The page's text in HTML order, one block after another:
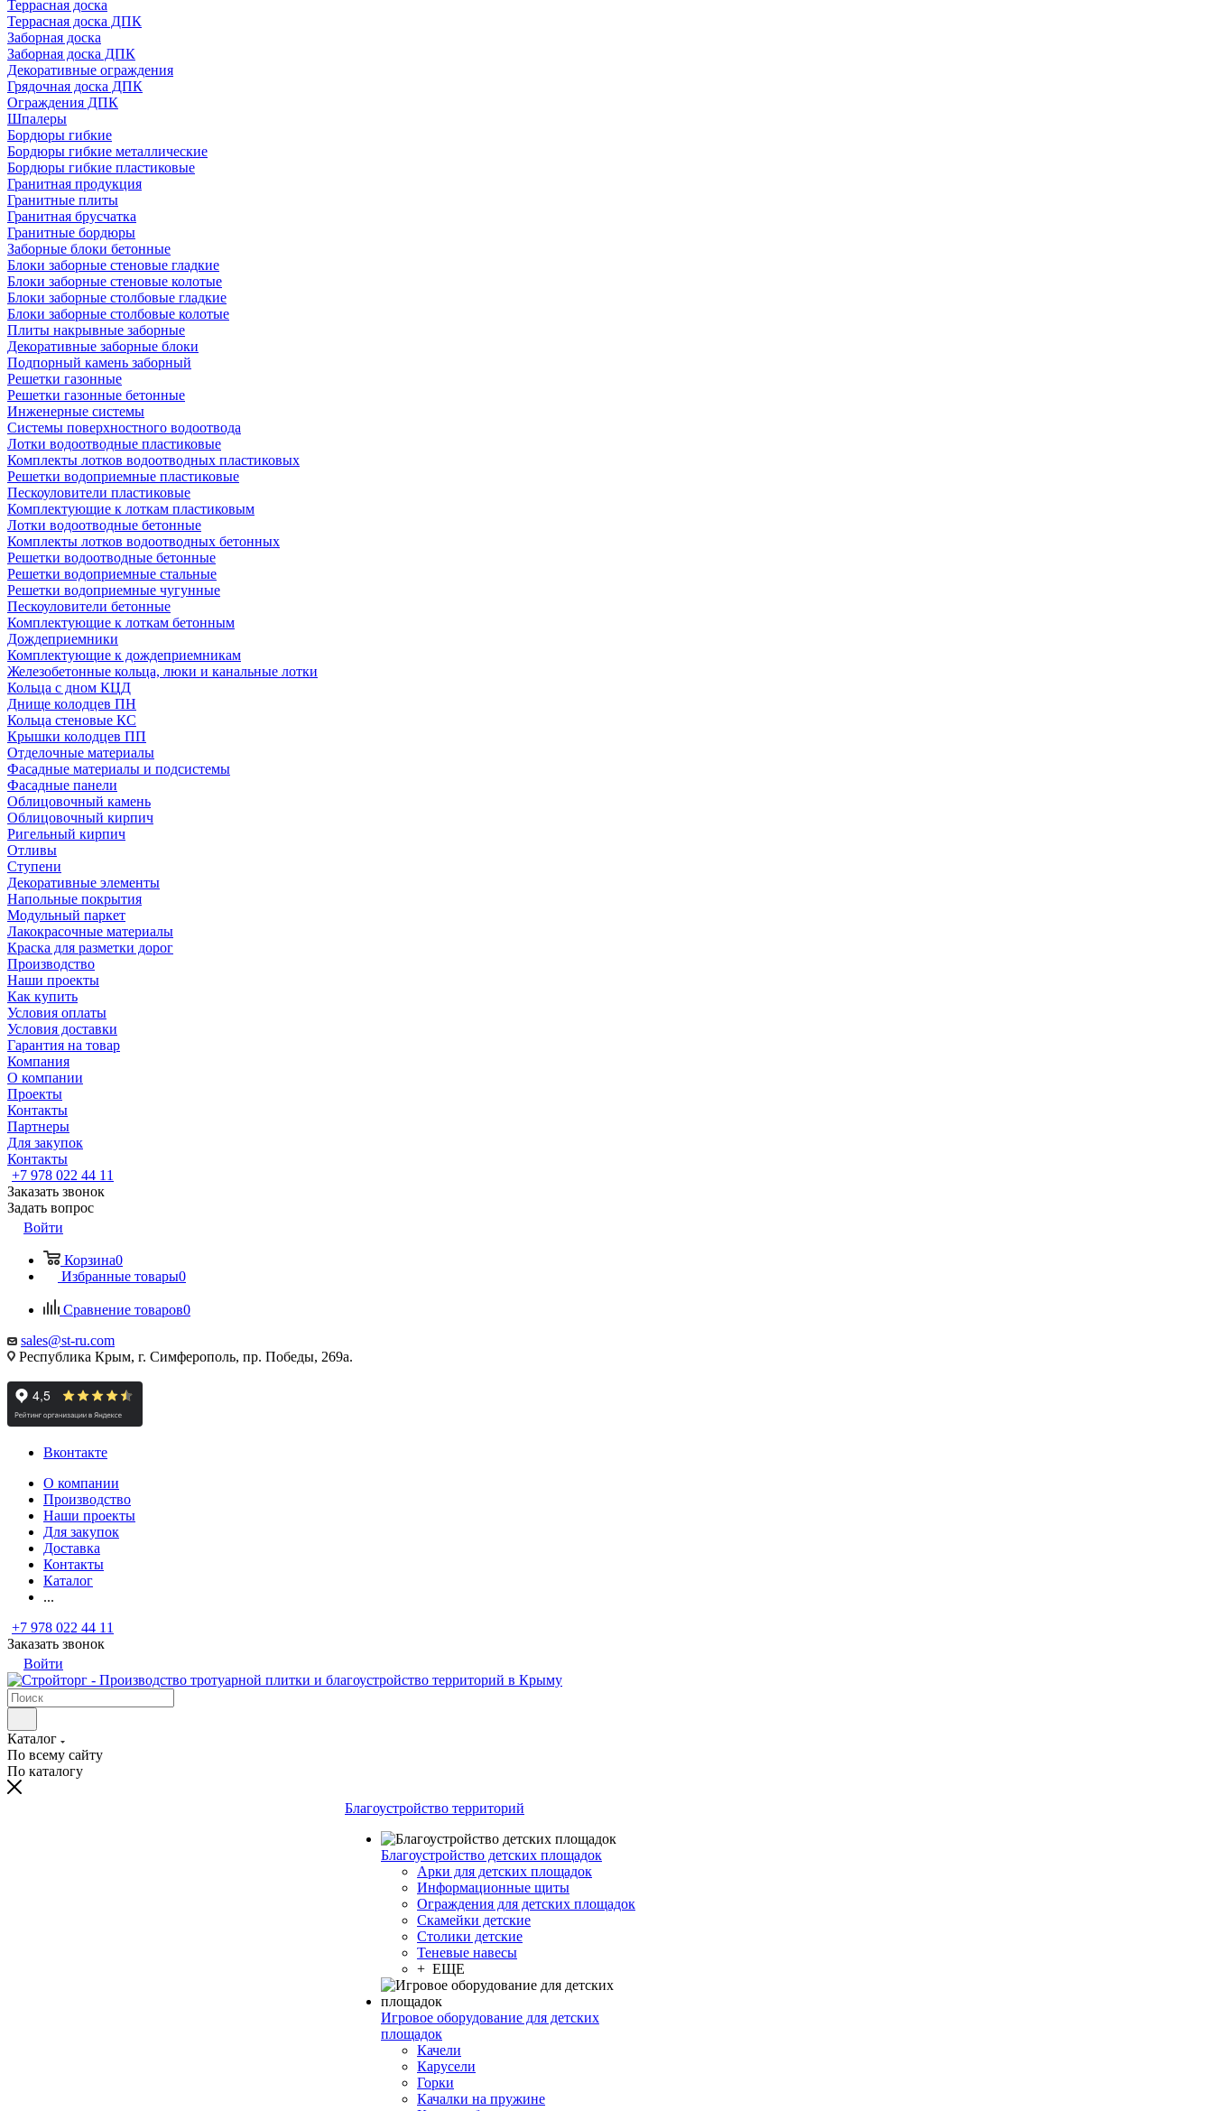
Террасная доска
Террасная доска ДПК
Заборная доска
Заборная доска ДПК
Декоративные ограждения
Грядочная доска ДПК
Ограждения ДПК
Шпалеры
Бордюры гибкие
Бордюры гибкие металлические
Бордюры гибкие пластиковые
Гранитная продукция
Гранитные плиты
Гранитная брусчатка
Гранитные бордюры
Заборные блоки бетонные
Блоки заборные стеновые гладкие
Блоки заборные стеновые колотые
Блоки заборные столбовые гладкие
Блоки заборные столбовые колотые
Плиты накрывные заборные
Декоративные заборные блоки
Подпорный камень заборный
Решетки газонные
Решетки газонные бетонные
Инженерные системы
Системы поверхностного водоотвода
Лотки водоотводные пластиковые
Комплекты лотков водоотводных пластиковых
Решетки водоприемные пластиковые
Пескоуловители пластиковые
Комплектующие к лоткам пластиковым
Лотки водоотводные бетонные
Комплекты лотков водоотводных бетонных
Решетки водоотводные бетонные
Решетки водоприемные стальные
Решетки водоприемные чугунные
Пескоуловители бетонные
Комплектующие к лоткам бетонным
Дождеприемники
Комплектующие к дождеприемникам
Железобетонные кольца, люки и канальные лотки
Кольца с дном КЦД
Днище колодцев ПН
Кольца стеновые КС
Крышки колодцев ПП
Отделочные материалы
Фасадные материалы и подсистемы
Фасадные панели
Облицовочный камень
Облицовочный кирпич
Ригельный кирпич
Отливы
Ступени
Декоративные элементы
Напольные покрытия
Модульный паркет
Лакокрасочные материалы
Краска для разметки дорог
Производство
Наши проекты
Как купить
Условия оплаты
Условия доставки
Гарантия на товар
Компания
О компании
Проекты
Контакты
Партнеры
Для закупок
Контакты
+7 978 022 44 11
Заказать звонок
Задать вопрос
Войти
Корзина0
Избранные товары0
Сравнение товаров0
sales@st-ru.com
Республика Крым, г. Симферополь, пр. Победы, 269а.
Вконтакте
О компании
Производство
Наши проекты
Для закупок
Доставка
Контакты
Каталог
...
+7 978 022 44 11
Заказать звонок
Войти
Каталог
По всему сайту
По каталогу
Благоустройство территорий
Благоустройство детских площадок
Арки для детских площадок
Информационные щиты
Ограждения для детских площадок
Скамейки детские
Столики детские
Теневые навесы
+ ЕЩЕ
Игровое оборудование для детских
площадок
Качели
Карусели
Горки
Качалки на пружине